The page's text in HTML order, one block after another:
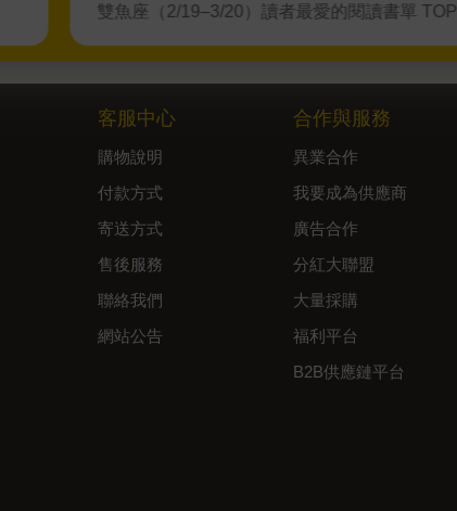
雙魚座（2/19–3/20）讀者最愛的閱讀書單 TOP
客服中心
購物說明
付款方式
寄送方式
售後服務
聯絡我們
網站公告
合作與服務
異業合作
我要成為供應商
廣告合作
分紅大聯盟
大量採購
福利平台
B2B供應鏈平台